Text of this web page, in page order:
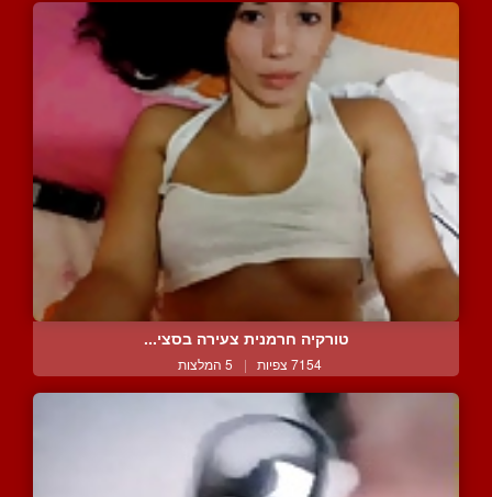
טורקיה חרמנית צעירה בסצי...
7154 צפיות | 5 המלצות